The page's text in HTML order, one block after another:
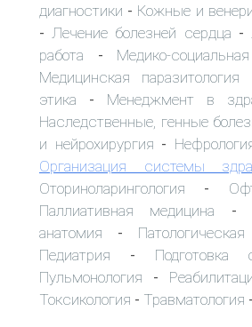
диагностики - Кожные и
- Лечение болезней сердца -
работа - Медико-
Медицинская паразитология
этика - Менеджмент в
Наследственные, генные
и нейрохирургия -
Организация системы
Оториноларингология -
Паллиативная медицина -
анатомия -
Педиатрия - Подготовка
Пульмонология -
Токсикология - Травматология -